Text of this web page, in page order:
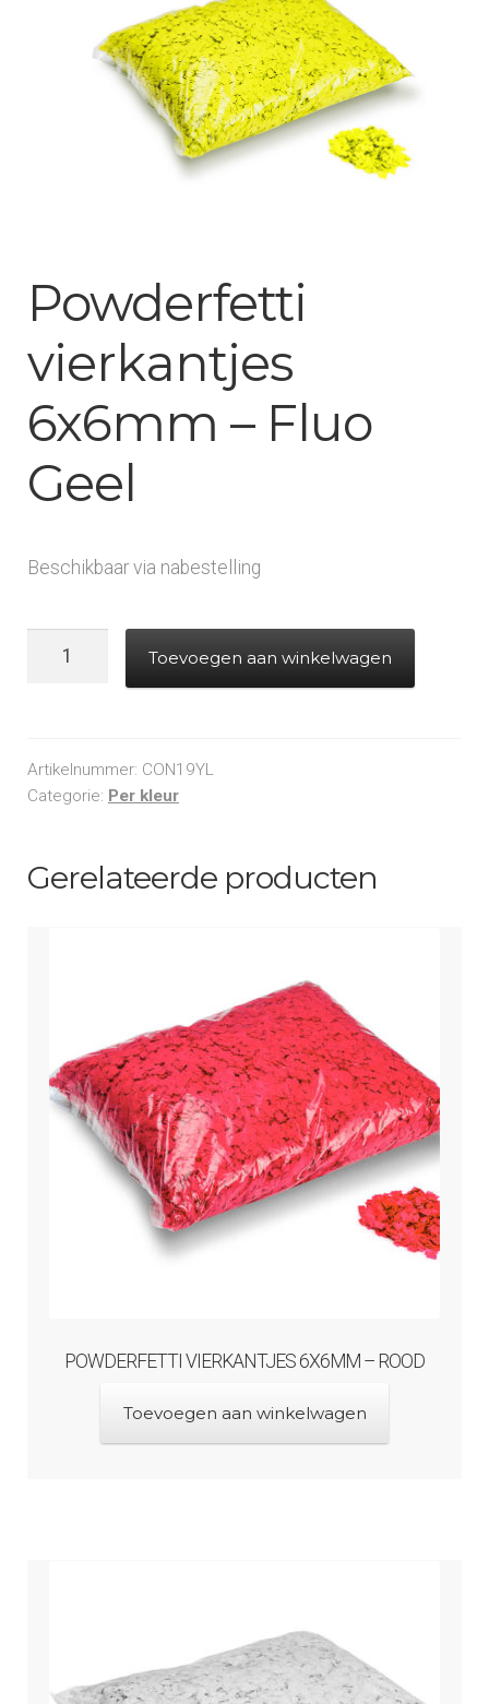
Mijn account
Powderfetti
vierkantjes
6x6mm – Fluo
Geel
Beschikbaar via nabestelling
Fluo
Geel
Toevoegen aan winkelwagen
Artikelnummer: CON19YL
Categorie: Per kleur
Gerelateerde producten
POWDERFETTI VIERKANTJES 6X6MM – ROOD
Toevoegen aan winkelwagen